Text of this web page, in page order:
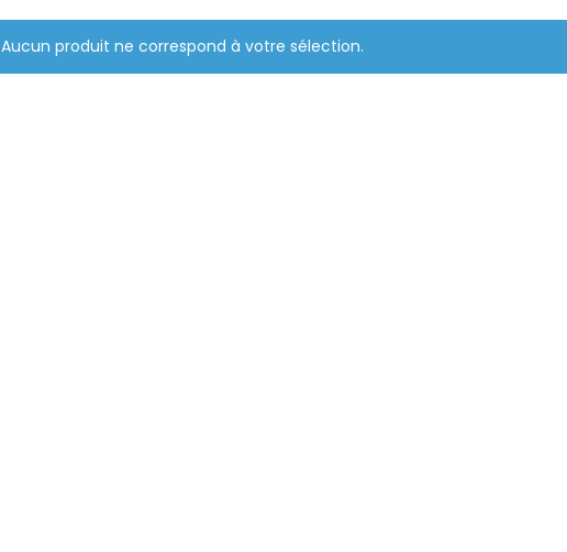
Aucun produit ne correspond à votre sélection.